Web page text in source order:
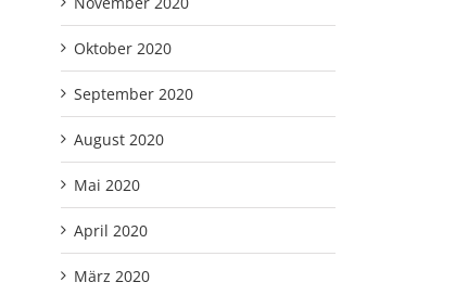
Oktober 2020
September 2020
August 2020
Mai 2020
April 2020
März 2020